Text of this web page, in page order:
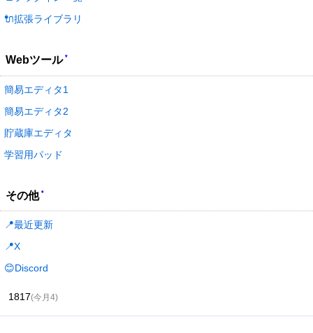
🔌拡張ライブラリ
Webツール *
簡易エディタ1
簡易エディタ2
貯蔵庫エディタ
学習用パッド
その他 *
📍最近更新
📍X
😊Discord
1817(今月4)